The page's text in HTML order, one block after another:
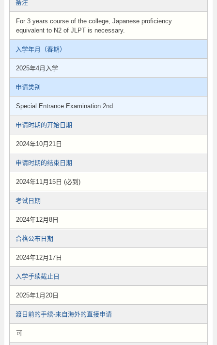
备注
For 3 years course of the college, Japanese proficiency
equivalent to N2 of JLPT is necessary.
入学年月（春期）
2025年4月入学
申请类别
Special Entrance Examination 2nd
申请时期的开始日期
2024年10月21日
申请时期的结束日期
2024年11月15日 (必到)
考试日期
2024年12月8日
合格公布日期
2024年12月17日
入学手续截止日
2025年1月20日
渡日前的手续-来自海外的直接申请
可